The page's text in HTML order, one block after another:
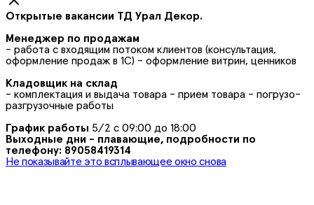
Открытые вакансии ТД Урал Декор.
Менеджер по продажам
- работа с входящим потоком клиентов (консультация,
оформление продаж в 1С) - оформление витрин, ценников
Кладовщик на склад
- комплектация и выдача товара - прием товара - погрузо-
разгрузочные работы
График работы 5/2 с 09:00 до 18:00
Выходные дни - плавающие, подробности по
телефону: 89058419314
Не показывайте это всплывающее окно снова